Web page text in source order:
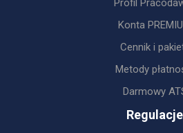
Profil
Konta
Cennik i
Metody
Darmowy
Regulacje